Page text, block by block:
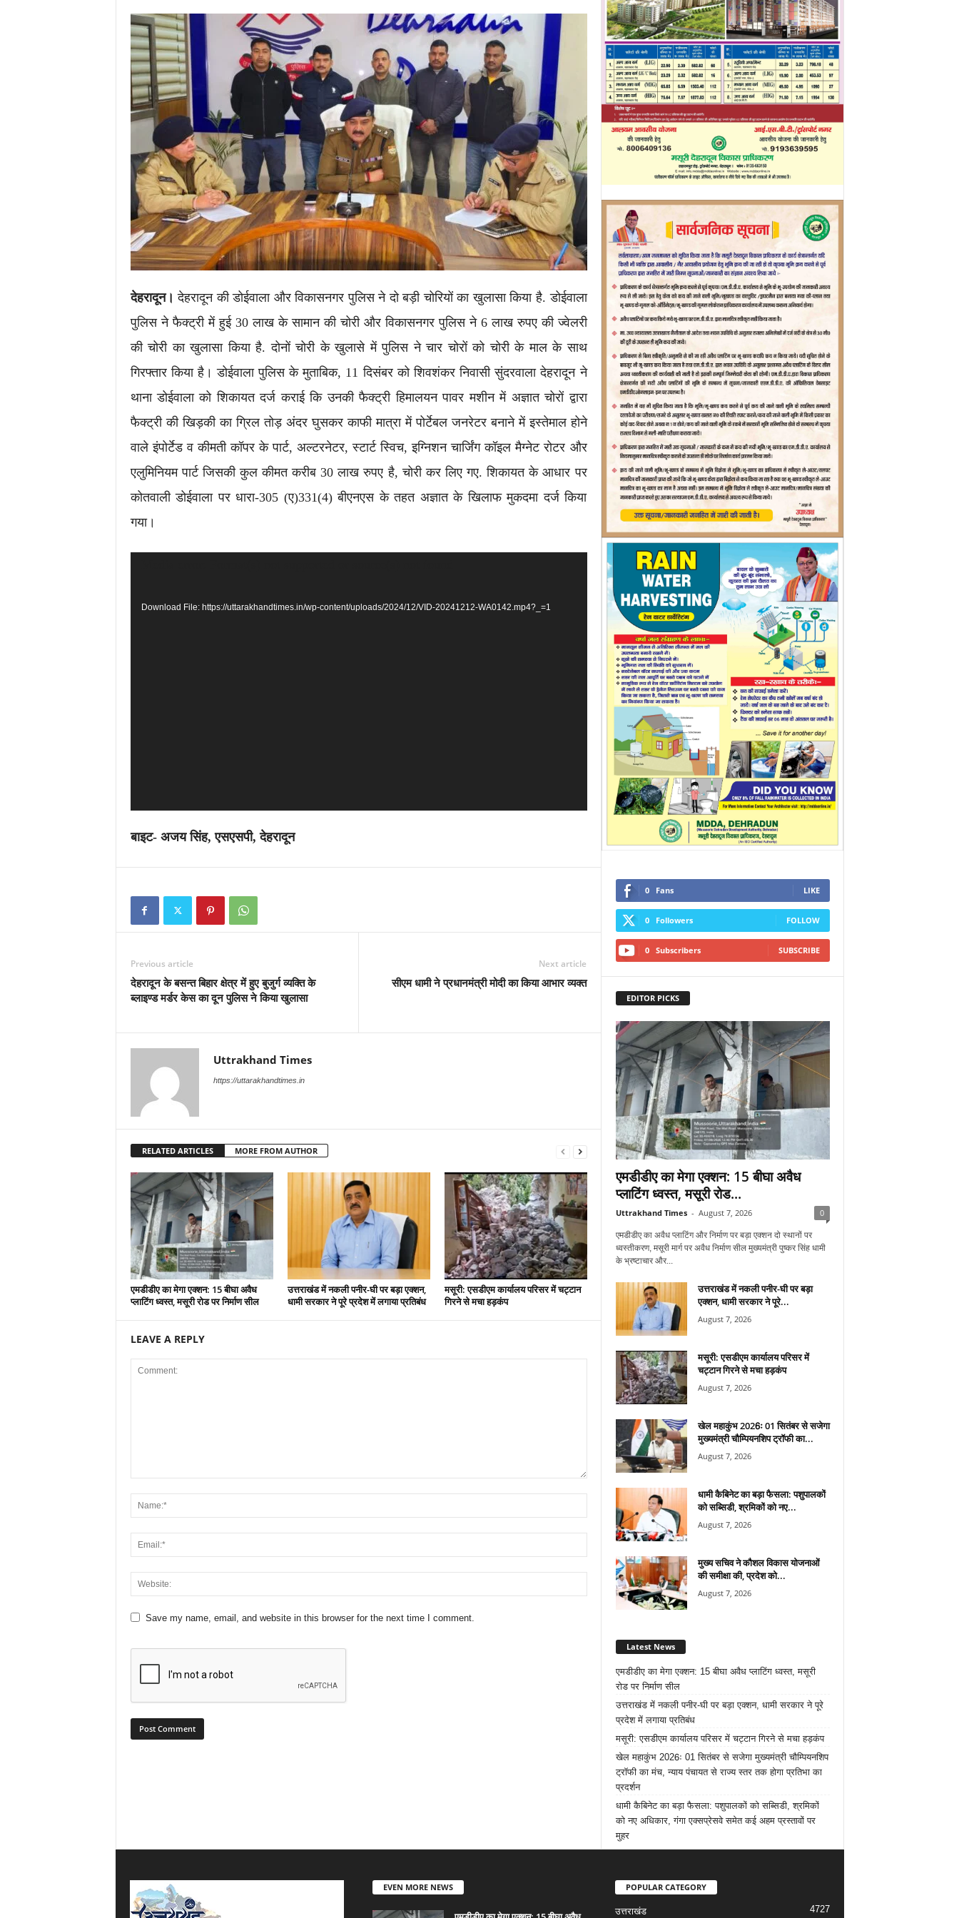
देहरादून।देहरादून की डोईवाला और विकासनगर पुलिस ने दो बड़ी चोरियों का खुलासा किया है. डोईवाला
पुलिस ने फैक्ट्री में हुई 30 लाख के सामान की चोरी और विकासनगर पुलिस ने 6 लाख रुपए की ज्वेलरी
की चोरी का खुलासा किया है. दोनों चोरी के खुलासे में पुलिस ने चार चोरों को चोरी के माल के साथ
गिरफ्तार किया है। डोईवाला पुलिस के मुताबिक, 11 दिसंबर को शिवशंकर निवासी सुंदरवाला देहरादून ने
थाना डोईवाला को शिकायत दर्ज कराई कि उनकी फैक्ट्री हिमालयन पावर मशीन में अज्ञात चोरों द्वारा
फैक्ट्री की खिड़की का ग्रिल तोड़ अंदर घुसकर काफी मात्रा में पोर्टेबल जनरेटर बनाने में इस्तेमाल होने
वाले इंपोर्टेड व कीमती कॉपर के पार्ट, अल्टरनेटर, स्टार्ट स्विच, इग्निशन चार्जिंग कॉइल मैग्नेट रोटर और
एलुमिनियम पार्ट जिसकी कुल कीमत करीब 30 लाख रुपए है, चोरी कर लिए गए. शिकायत के आधार पर
कोतवाली डोईवाला पर धारा-305 (ए)331(4) बीएनएस के तहत अज्ञात के खिलाफ मुकदमा दर्ज किया
गया।
Download File: https://uttarakhandtimes.in/wp-content/uploads/2024/12/VID-20241212-WA0142.mp4?_=1
बाइट- अजय सिंह, एसएसपी, देहरादून
Previous article
देहरादून के बसन्त बिहार क्षेत्र में हुए बुजुर्ग व्यक्ति के
ब्लाइण्ड मर्डर केस का दून पुलिस ने किया खुलासा
Next article
सीएम धामी ने प्रधानमंत्री मोदी का किया आभार व्यक्त
Uttrakhand Times
https://uttarakhandtimes.in
RELATED ARTICLES MORE FROM AUTHOR
एमडीडीए का मेगा एक्शन: 15 बीघा अवैध
प्लाटिंग ध्वस्त, मसूरी रोड पर निर्माण सील
उत्तराखंड में नकली पनीर-घी पर बड़ा एक्शन,
धामी सरकार ने पूरे प्रदेश में लगाया प्रतिबंध
मसूरी: एसडीएम कार्यालय परिसर में चट्टान
गिरने से मचा हड़कंप
LEAVE A REPLY
Save my name, email, and website in this browser for the next time I comment.
0 Fans LIKE
0 Followers FOLLOW
0 Subscribers SUBSCRIBE
EDITOR PICKS
एमडीडीए का मेगा एक्शन: 15 बीघा अवैध
प्लाटिंग ध्वस्त, मसूरी रोड...
Uttrakhand Times - August 7, 2026 0
एमडीडीए का अवैध प्लाटिंग और निर्माण पर बड़ा एक्शन दो स्थानों पर
ध्वस्तीकरण, मसूरी मार्ग पर अवैध निर्माण सील मुख्यमंत्री पुष्कर सिंह धामी
के भ्रष्टाचार और...
उत्तराखंड में नकली पनीर-घी पर बड़ा
एक्शन, धामी सरकार ने पूरे...
August 7, 2026
मसूरी: एसडीएम कार्यालय परिसर में
चट्टान गिरने से मचा हड़कंप
August 7, 2026
खेल महाकुंभ 2026ः 01 सितंबर से सजेगा
मुख्यमंत्री चौम्पियनशिप ट्रॉफी का...
August 7, 2026
धामी कैबिनेट का बड़ा फैसला: पशुपालकों
को सब्सिडी, श्रमिकों को नए...
August 7, 2026
मुख्य सचिव ने कौशल विकास योजनाओं
की समीक्षा की, प्रदेश को...
August 7, 2026
Latest News
एमडीडीए का मेगा एक्शन: 15 बीघा अवैध प्लाटिंग ध्वस्त, मसूरी
रोड पर निर्माण सील
उत्तराखंड में नकली पनीर-घी पर बड़ा एक्शन, धामी सरकार ने पूरे
प्रदेश में लगाया प्रतिबंध
मसूरी: एसडीएम कार्यालय परिसर में चट्टान गिरने से मचा हड़कंप
खेल महाकुंभ 2026ः 01 सितंबर से सजेगा मुख्यमंत्री चौम्पियनशिप
ट्रॉफी का मंच, न्याय पंचायत से राज्य स्तर तक होगा प्रतिभा का
प्रदर्शन
धामी कैबिनेट का बड़ा फैसला: पशुपालकों को सब्सिडी, श्रमिकों
को नए अधिकार, गंगा एक्सप्रेसवे समेत कई अहम प्रस्तावों पर
मुहर
EVEN MORE NEWS POPULAR CATEGORY
उत्तराखंड 4727